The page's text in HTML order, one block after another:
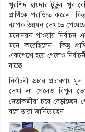
খুরশিদ হায়দার টুটুল, খুব
প্রার্থিকে পরাজিত করেন।
ব্যাপক উন্নয়ন দেখতে
মনোনয়ন পাওয়ায়
মনে করেছিলেন। কিন্তু
একপেশে হয়ে গেলেও
যাচ্ছে।
নির্বাচনী প্রচার প্রচারণায়
দেখা না গেলেও বিপুল
নেতাকর্মীরা চষে
বলে তারা জানিয়েছেন।